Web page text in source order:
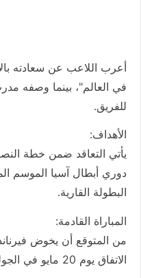
أعرب اللاعب عن سعادته
في العالم"، بينما وصفه
للفريق.
الأهداف:
يأتي التعاقد ضمن خطة
دوري أبطال آسيا الموسم
البطولة القارية.
المباراة القادمة:
من المتوقع أن يخوض
الاتفاق يوم 20 مايو في الجولة 28 من الدوري السعودي.